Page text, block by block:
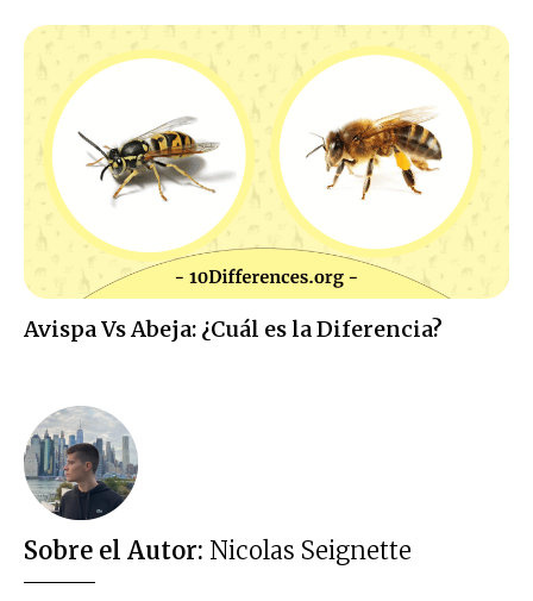
Avispa Vs Abeja: ¿Cuál es la Diferencia?
Sobre el Autor: Nicolas Seignette